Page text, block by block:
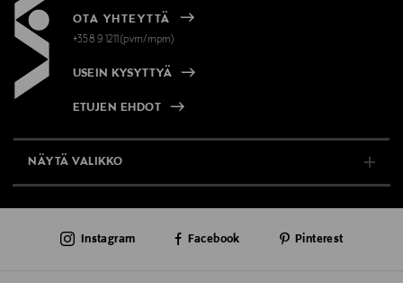
OTA YHTEYTTÄ
+358 9 1211(pvm/mpm)
USEIN KYSYTTYÄ
ETUJEN EHDOT
NÄYTÄ VALIKKO
AJANKOHTAISTA
Instagram Facebook Pinterest